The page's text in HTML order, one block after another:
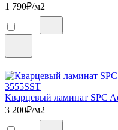
1 790₽/м2
Кварцевый ламинат SPC
3 200₽/м2